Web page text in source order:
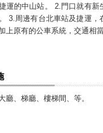
運的中山站。 2.門口就有
3.周邊有台北車站及捷運
上原有的公車系統，交通相當
廳、梯廳、樓梯間、等。